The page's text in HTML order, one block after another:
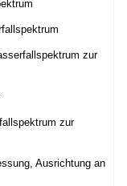
zur
zur
Ausrichtung an